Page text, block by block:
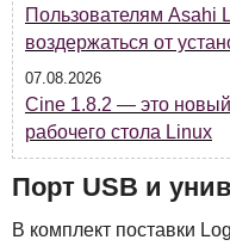
Пользователям Asahi
воздержаться от
07.08.2026
Cine 1.8.2 — это
рабочего стола Linux
Порт USB и
В комплект поставки